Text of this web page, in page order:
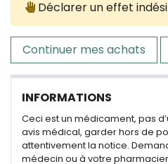
Déclarer un effet
Continuer mes achats
INFORMATIONS
Ceci est un médicament, pas
avis médical, garder hors de
attentivement la notice.
médecin ou à votre